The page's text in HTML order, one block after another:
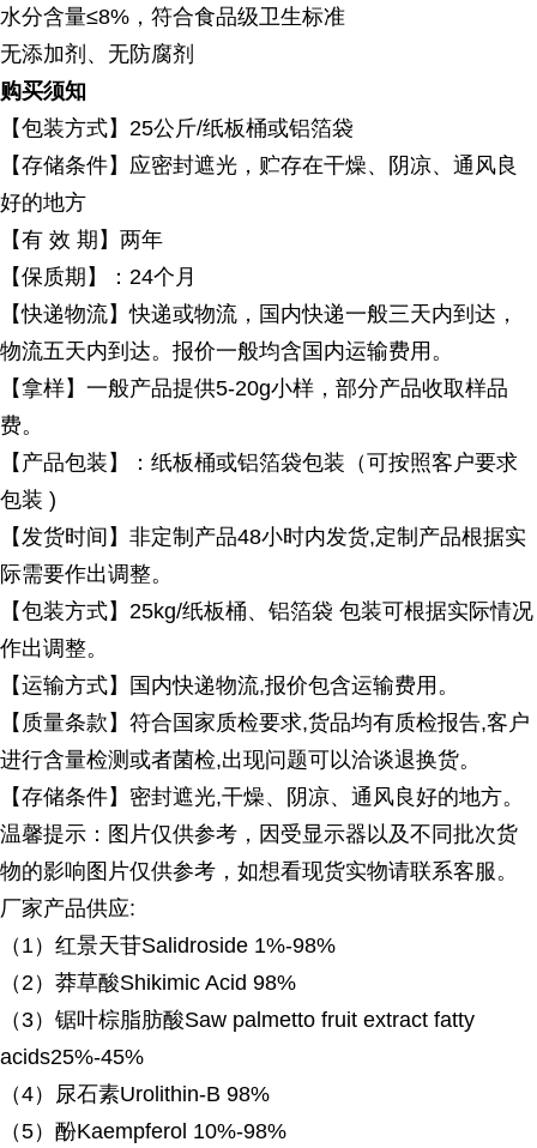
水分含量≤8%，符合食品级卫生标准
无添加剂、无防腐剂
购买须知
【包装方式】 25公斤/纸板桶或铝箔袋
【存储条件】应密封遮光，贮存在干燥、阴凉、通风良
好的地方
【有 效 期】两年
【保质期】： 24个月
【快递物流】快递或物流，国内快递一般三天内到达，
物流五天内到达。报价一般均含国内运输费用。
【拿样】一般产品提供5-20g小样，部分产品收取样品
费。
【产品包装】：纸板桶或铝箔袋包装（可按照客户要求
包装 )
【发货时间】非定制产品48小时内发货,定制产品根据实
际需要作出调整。
【包装方式】 25kg/纸板桶、铝箔袋 包装可根据实际情况
作出调整。
【运输方式】国内快递物流,报价包含运输费用。
【质量条款】符合国家质检要求,货品均有质检报告,客户
进行含量检测或者菌检,出现问题可以洽谈退换货。
【存储条件】密封遮光,干燥、阴凉、通风良好的地方。
温馨提示：图片仅供参考，因受显示器以及不同批次货
物的影响图片仅供参考，如想看现货实物请联系客服。
厂家产品供应:
（ 1）红景天苷Salidroside 1%-98%
（2）莽草酸Shikimic Acid 98%
（3）锯叶棕脂肪酸Saw palmetto fruit extract fatty
acids25%-45%
（4）尿石素Urolithin-B 98%
（5）酚Kaempferol 10%-98%